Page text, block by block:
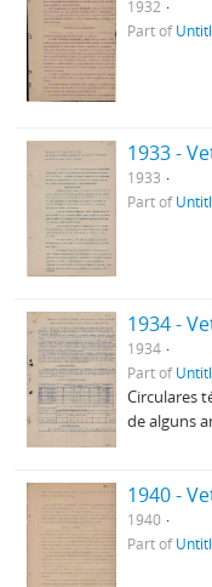
1932
Part of
1933
Part of
1934
Part of
Circulares
de alguns
1940
Part of